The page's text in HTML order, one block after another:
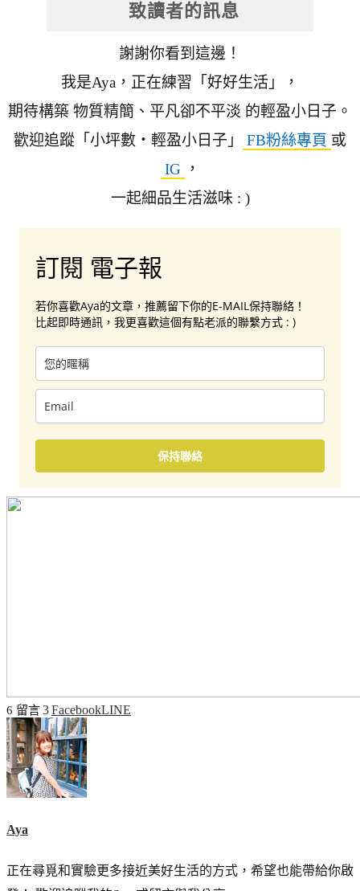
致讀者的訊息
謝謝你看到這邊！
我是Aya，正在練習「好好生活」，
期待構築 物質精簡、平凡卻不平淡 的輕盈小日子。
歡迎追蹤「小坪數‧輕盈小日子」
FB粉絲專頁 或
IG
，
一起細品生活滋味 : )
訂閱 電子報
若你喜歡Aya的文章，推薦留下你的E-MAIL保持聯絡！
比起即時通訊，我更喜歡這個有點老派的聯繫方式 : )
保持聯絡
6 留言3FacebookLINE
Aya
正在尋覓和實驗更多接近美好生活的方式，希望也能帶給你啟